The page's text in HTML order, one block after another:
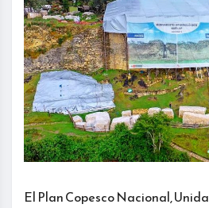
El Plan Copesco Nacional,